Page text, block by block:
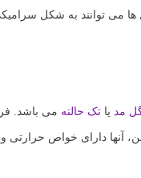
می توانند به شکل
مد یا تک حالته می باشد.
آنها دارای خواص حرارتی